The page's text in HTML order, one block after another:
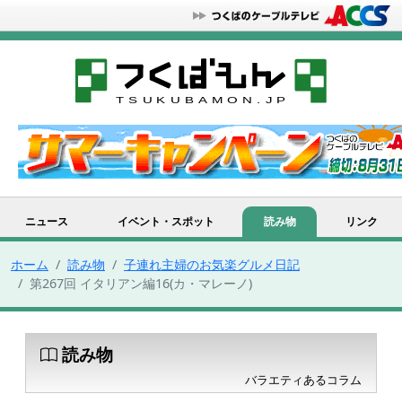
ニュース イベント・スポット 読み物 リンク
ホーム 読み物
子連れ主婦のお気楽グルメ日記
第267回 イタリアン編16(カ・マレーノ)
読み物
バラエティあるコラム